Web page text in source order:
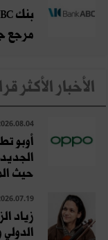
مرجع
الأخبار الأكثر
حيث
زياد